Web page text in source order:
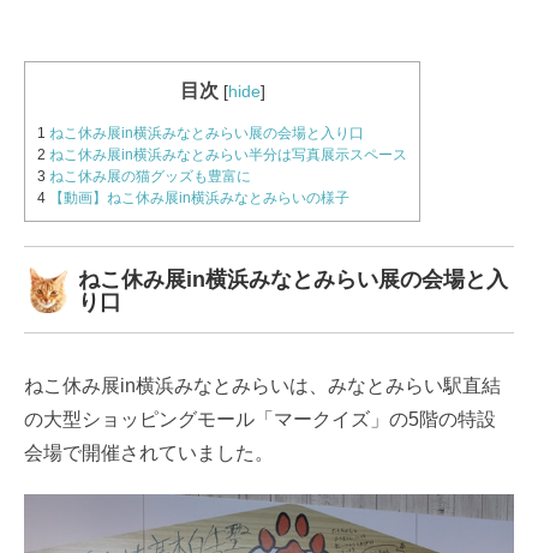
目次 [hide]
1 ねこ休み展in横浜みなとみらい展の会場と入り口
2 ねこ休み展in横浜みなとみらい半分は写真展示スペース
3 ねこ休み展の猫グッズも豊富に
4 【動画】ねこ休み展in横浜みなとみらいの様子
ねこ休み展in横浜みなとみらい展の会場と入
り口
ねこ休み展in横浜みなとみらいは、みなとみらい駅直結
の大型ショッピングモール「マークイズ」の5階の特設
会場で開催されていました。